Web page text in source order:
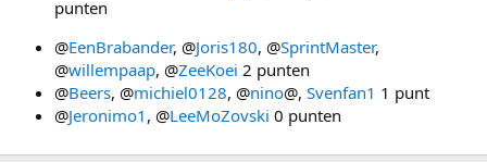
punten
@EenBrabander, @Joris180, @SprintMaster,
@willempaap, @ZeeKoei 2 punten
@Beers, @michiel0128, @nino@, Svenfan1 1 punt
@Jeronimo1 , @LeeMoZovski 0 punten